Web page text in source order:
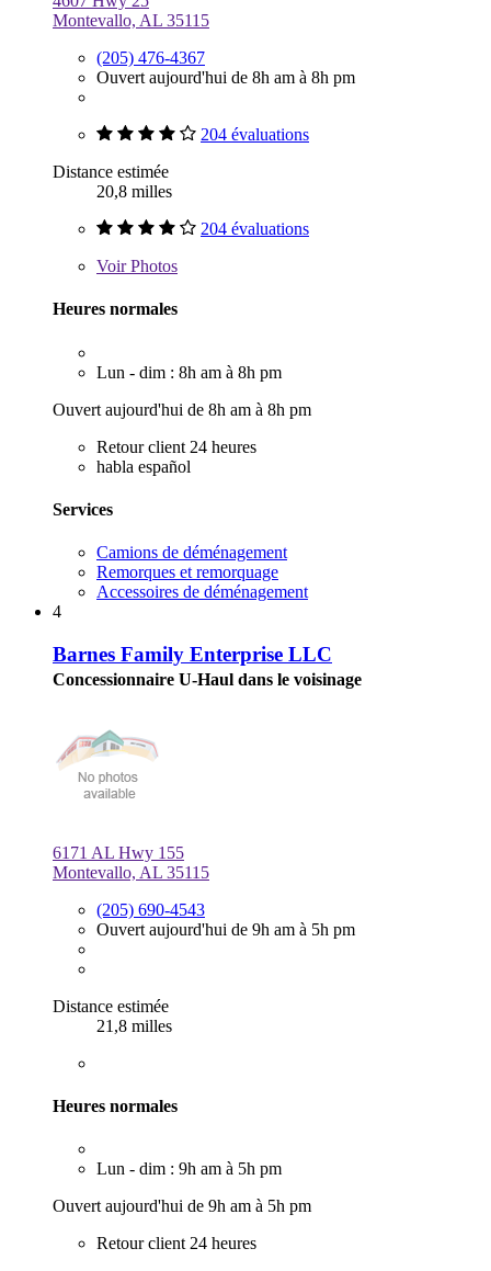
Montevallo, AL 35115
(205) 476-4367
Ouvert aujourd'hui de 8h am à 8h pm
204 évaluations
Distance estimée
20,8 milles
204 évaluations
VoirPhotos
Heures normales
Lun - dim : 8h am à 8h pm
Ouvert aujourd'hui de 8h am à 8h pm
Retour client 24 heures
habla español
Services
Camions de déménagement
Remorques et remorquage
Accessoires de déménagement
4
Barnes Family Enterprise LLC
Concessionnaire U-Haul dans le voisinage
6171 AL Hwy 155
Montevallo, AL 35115
(205) 690-4543
Ouvert aujourd'hui de 9h am à 5h pm
Distance estimée
21,8 milles
Heures normales
Lun - dim : 9h am à 5h pm
Ouvert aujourd'hui de 9h am à 5h pm
Retour client 24 heures